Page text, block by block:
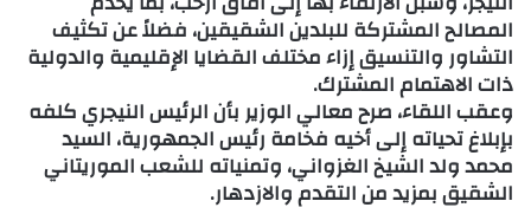
المصالح المشتركة للبلدين الشقيقين، فضلاً عن تكثيف
التشاور والتنسيق إزاء مختلف القضايا الإقليمية والدولية
ذات الاهتمام المشترك.
وعقب اللقاء، صرح معالي الوزير بأن الرئيس النيجري كلفه
بإبلاغ تحياته إلى أخيه فخامة رئيس الجمهورية، السيد
محمد ولد الشيخ الغزواني، وتمنياته للشعب الموريتاني
الشقيق بمزيد من التقدم والازدهار.